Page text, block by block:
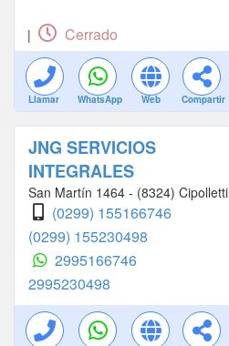
| Cerrado
Llamar WhatsApp Web Compartir
JNG SERVICIOS
INTEGRALES
San Martín 1464 - (8324) Cipolletti
(0299) 155166746
(0299) 155230498
2995166746
2995230498